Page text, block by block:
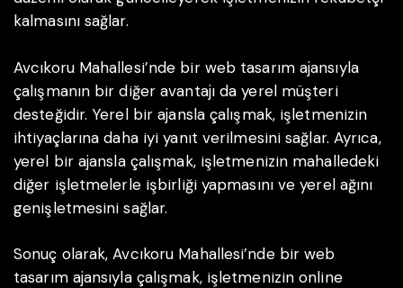
kalmasını sağlar.
Avcıkoru Mahallesi’nde bir web tasarım ajansıyla
çalışmanın bir diğer avantajı da yerel müşteri
desteğidir. Yerel bir ajansla çalışmak, işletmenizin
ihtiyaçlarına daha iyi yanıt verilmesini sağlar. Ayrıca,
yerel bir ajansla çalışmak, işletmenizin mahalledeki
diğer işletmelerle işbirliği yapmasını ve yerel ağını
genişletmesini sağlar.
Sonuç olarak, Avcıkoru Mahallesi’nde bir web
tasarım ajansıyla çalışmak, işletmenizin online